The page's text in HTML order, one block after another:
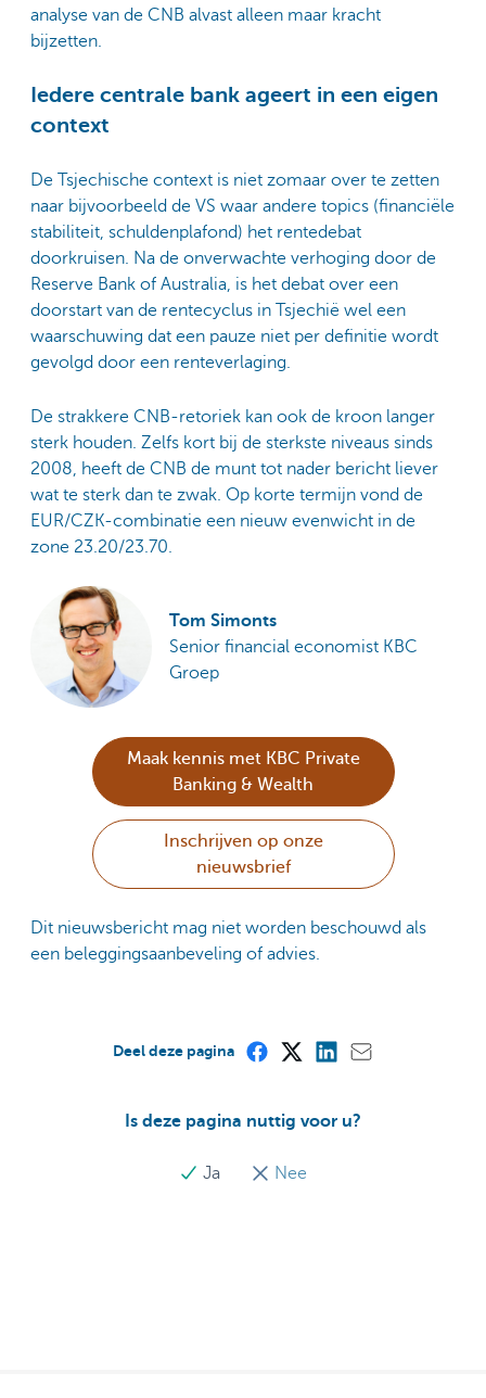
analyse van de CNB alvast alleen maar kracht
bijzetten.
Iedere centrale bank ageert in een eigen
context
De Tsjechische context is niet zomaar over te zetten
naar bijvoorbeeld de VS waar andere topics (financiële
stabiliteit, schuldenplafond) het rentedebat
doorkruisen. Na de onverwachte verhoging door de
Reserve Bank of Australia, is het debat over een
doorstart van de rentecyclus in Tsjechië wel een
waarschuwing dat een pauze niet per definitie wordt
gevolgd door een renteverlaging.
De strakkere CNB-retoriek kan ook de kroon langer
sterk houden. Zelfs kort bij de sterkste niveaus sinds
2008, heeft de CNB de munt tot nader bericht liever
wat te sterk dan te zwak. Op korte termijn vond de
EUR/CZK-combinatie een nieuw evenwicht in de
zone 23.20/23.70.
Tom Simonts
Senior financial economist KBC
Groep
Maak kennis met KBC Private
Banking & Wealth
Inschrijven op onze
nieuwsbrief
Dit nieuwsbericht mag niet worden beschouwd als
een beleggingsaanbeveling of advies.
Is deze pagina nuttig voor u?
Ja Nee
Deel deze pagina